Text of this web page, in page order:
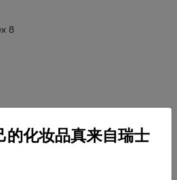
8
的化妆品真来自瑞士